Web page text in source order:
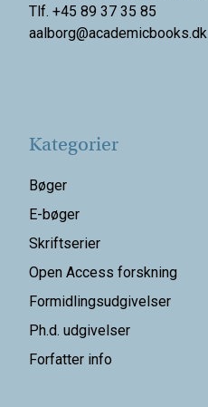
Tlf. +45 89 37 35 85
aalborg@academicbooks.dk
Kategorier
Bøger
E-bøger
Skriftserier
Open Access forskning
Formidlingsudgivelser
Ph.d. udgivelser
Forfatter info